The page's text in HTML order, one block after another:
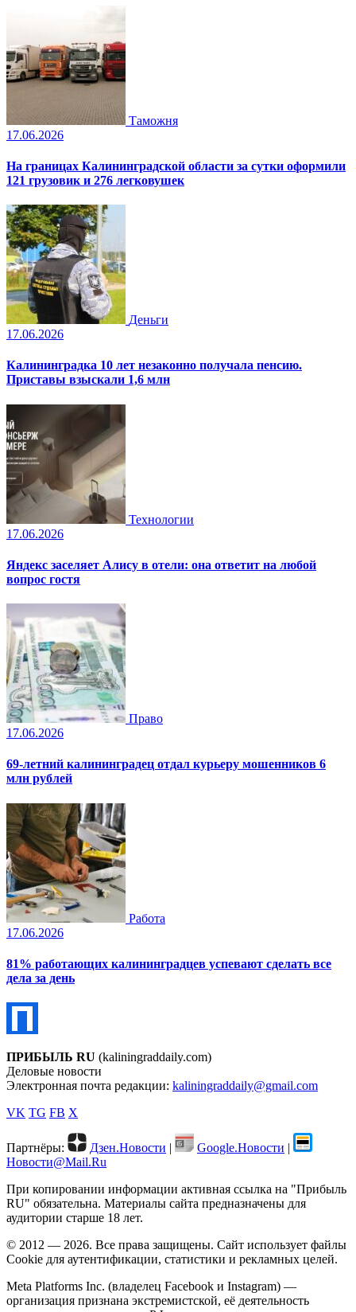
Таможня
17.06.2026
На границах Калининградской области за сутки оформили
121 грузовик и 276 легковушек
Деньги
17.06.2026
Калининградка 10 лет незаконно получала пенсию.
Приставы взыскали 1,6 млн
Технологии
17.06.2026
Яндекс заселяет Алису в отели: она ответит на любой
вопрос гостя
Право
17.06.2026
69-летний калининградец отдал курьеру мошенников 6
млн рублей
Работа
17.06.2026
81% работающих калининградцев успевают сделать все
дела за день
ПРИБЫЛЬ RU (kaliningraddaily.com)
Деловые новости
Электронная почта редакции: kaliningraddaily@gmail.com
VK TG FB X
Партнёры: Дзен.Новости | Google.Новости |
Новости@Mail.Ru
При копировании информации активная ссылка на "Прибыль
RU" обязательна. Материалы сайта предназначены для
аудитории старше 18 лет.
© 2012 — 2026. Все права защищены. Сайт использует файлы
Cookie для аутентификации, статистики и рекламных целей.
Meta Platforms Inc. (владелец Facebook и Instagram) —
организация признана экстремистской, её деятельность